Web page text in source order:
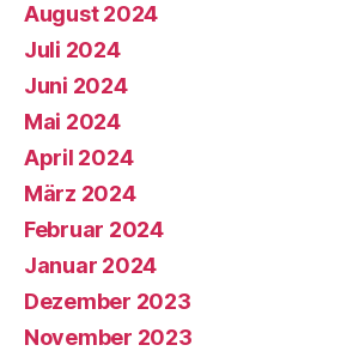
August 2024
Juli 2024
Juni 2024
Mai 2024
April 2024
März 2024
Februar 2024
Januar 2024
Dezember 2023
November 2023